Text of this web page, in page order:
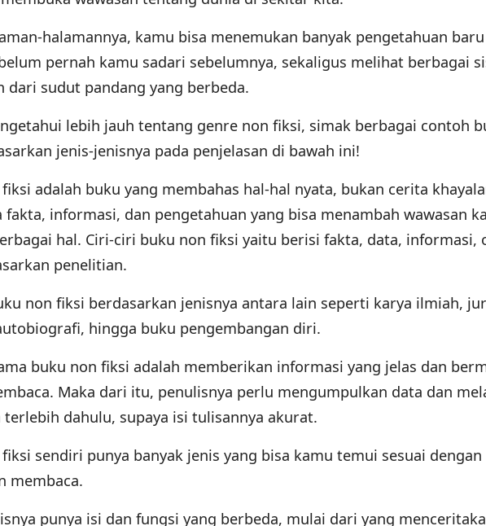
halamannya, kamu bisa menemukan banyak pengetahuan
pernah kamu sadari sebelumnya, sekaligus melihat berbagai
dari sudut pandang yang berbeda.
lebih jauh tentang genre non fiksi, simak berbagai contoh
jenis-jenisnya pada penjelasan di bawah ini!
adalah buku yang membahas hal-hal nyata, bukan cerita
fakta, informasi, dan pengetahuan yang bisa menambah wawasan
hal. Ciri-ciri buku non fiksi yaitu berisi fakta, data, informasi,
penelitian.
non fiksi berdasarkan jenisnya antara lain seperti karya ilmiah,
hingga buku pengembangan diri.
buku non fiksi adalah memberikan informasi yang jelas dan
Maka dari itu, penulisnya perlu mengumpulkan data dan
dahulu, supaya isi tulisannya akurat.
sendiri punya banyak jenis yang bisa kamu temui sesuai
membaca.
punya isi dan fungsi yang berbeda, mulai dari yang